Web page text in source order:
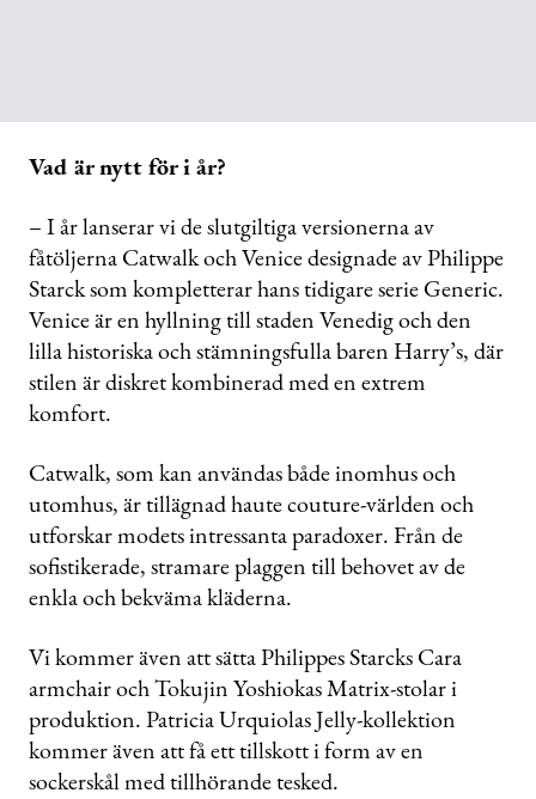
Vad är nytt för i år?
– I år lanserar vi de slutgiltiga versionerna av
fåtöljerna Catwalk och Venice designade av Philippe
Starck som kompletterar hans tidigare serie Generic.
Venice är en hyllning till staden Venedig och den
lilla historiska och stämningsfulla baren Harry’s, där
stilen är diskret kombinerad med en extrem
komfort.
Catwalk, som kan användas både inomhus och
utomhus, är tillägnad haute couture-världen och
utforskar modets intressanta paradoxer. Från de
sofistikerade, stramare plaggen till behovet av de
enkla och bekväma kläderna.
Vi kommer även att sätta Philippes Starcks Cara
armchair och Tokujin Yoshiokas Matrix-stolar i
produktion. Patricia Urquiolas Jelly-kollektion
kommer även att få ett tillskott i form av en
sockerskål med tillhörande tesked.